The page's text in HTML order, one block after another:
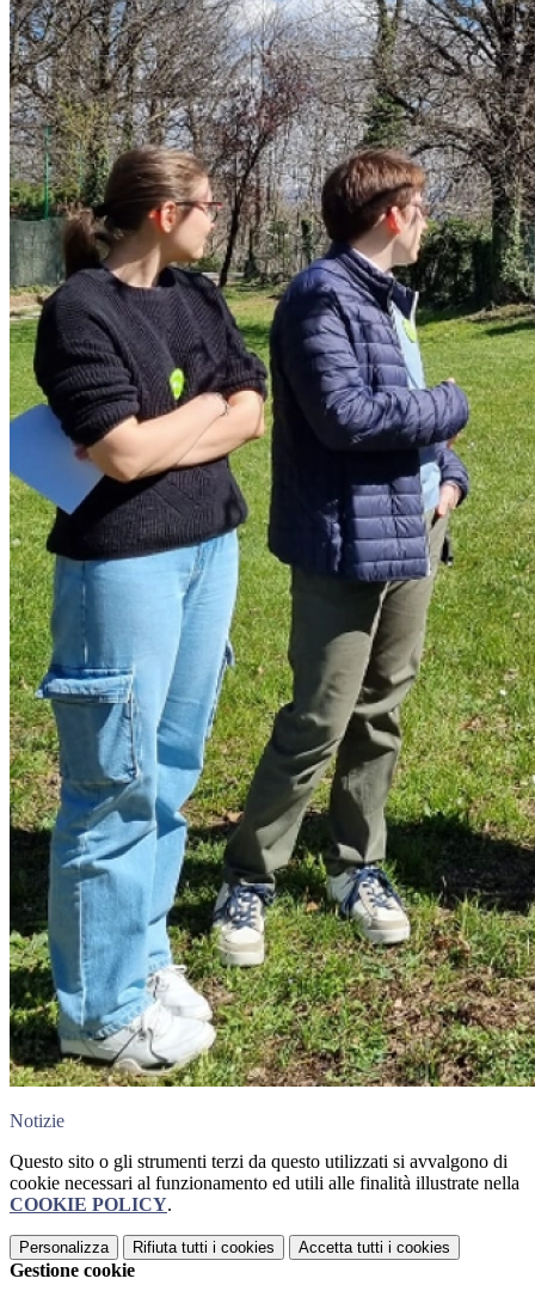
Notizie
Questo sito o gli strumenti terzi da questo utilizzati si avvalgono di
cookie necessari al funzionamento ed utili alle finalità illustrate nella
COOKIE POLICY.
Personalizza Rifiuta tutti i cookies Accetta tutti i cookies
Gestione cookie